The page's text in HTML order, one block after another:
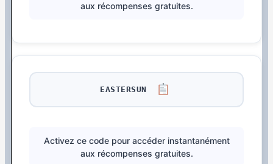
aux récompenses gratuites.
EASTERSUN
Activez ce code pour accéder instantanément
aux récompenses gratuites.